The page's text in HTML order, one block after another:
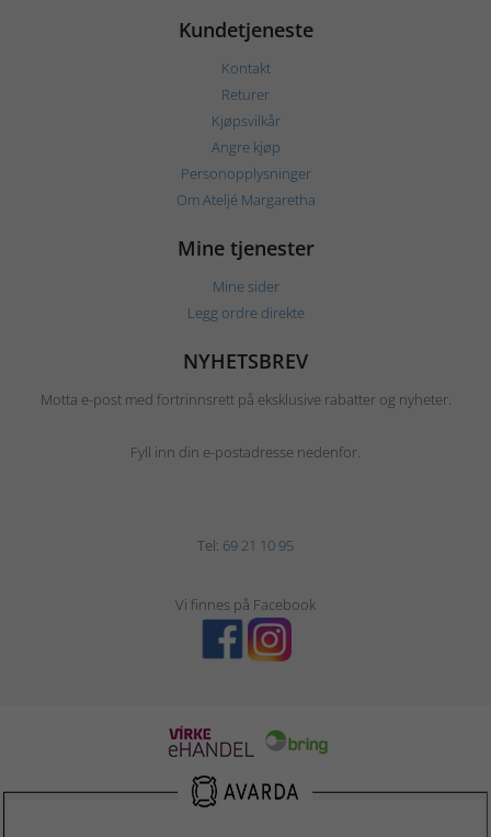
Kundetjeneste
Kontakt
Returer
Kjøpsvilkår
Angre kjøp
Personopplysninger
Om Ateljé Margaretha
Mine tjenester
Mine sider
Legg ordre direkte
NYHETSBREV
Motta e-post med fortrinnsrett på eksklusive rabatter og nyheter.
Fyll inn din e-postadresse nedenfor.
Tel: 69 21 10 95
Vi finnes på Facebook